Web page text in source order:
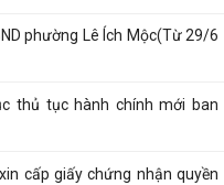
phường Lê Ích Mộc(Từ 29/6
thủ tục hành chính mới ban
cấp giấy chứng nhận quyền